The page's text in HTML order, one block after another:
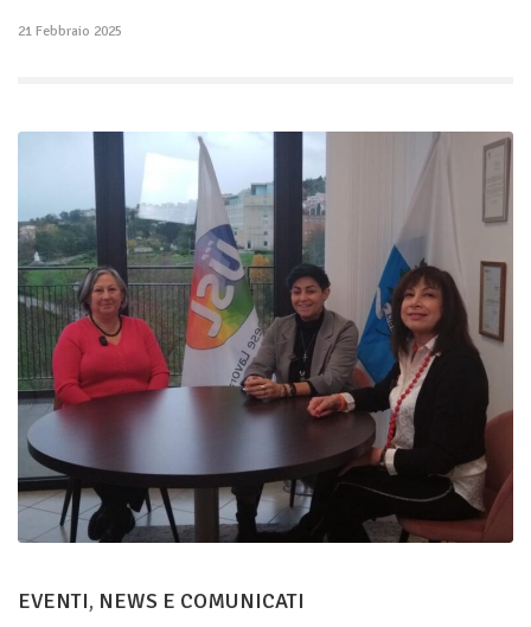
21 Febbraio 2025
EVENTI, NEWS E COMUNICATI